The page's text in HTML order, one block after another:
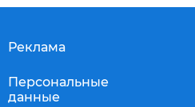
Реклама
Персональные
данные